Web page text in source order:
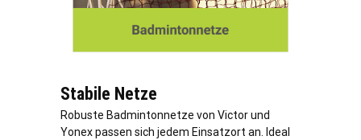
Stabile Netze
Robuste Badmintonnetze von Victor und
Yonex passen sich jedem Einsatzort an. Ideal